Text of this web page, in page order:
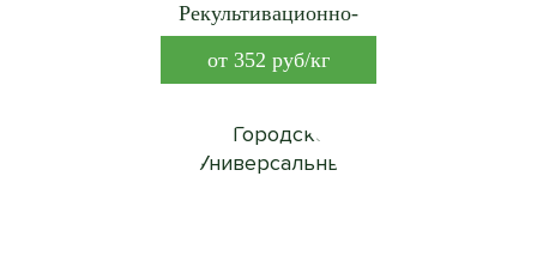
Рекультивационно-
придорожная
от 352 руб/кг